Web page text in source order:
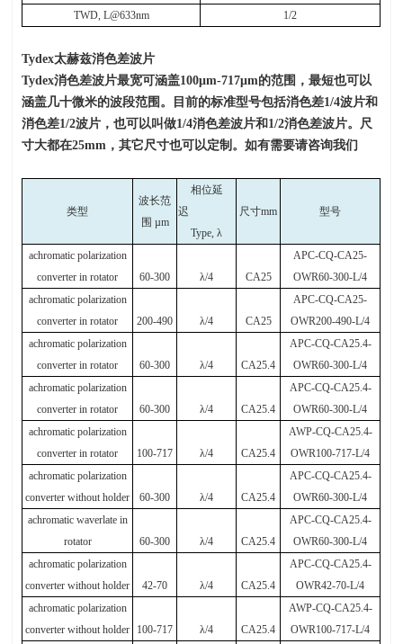
TWD, L@633nm
1/2
Tydex太赫兹消色差波片
Tydex消色差波片最宽可涵盖100μm-717μm的范围，最短也可以
涵盖几十微米的波段范围。目前的标准型号包括消色差1/4波片和
消色差1/2波片，也可以叫做1/4消色差波片和 1/2消色差波片。尺
寸大都在25mm ，其它尺寸也可以定制。如有需要请咨询我们
类型
波长范
围 µm
相位延
迟
Type,λ
尺寸mm 型号
achromatic polarization
converter in rotator
60-300 λ/4 CA25
APC-CQ-CA25-
OWR60-300-L/4
achromatic polarization
converter in rotator
200-490 λ/4 CA25
APC-CQ-CA25-
OWR200-490-L/4
achromatic polarization
converter in rotator
60-300 λ/4 CA25.4
APC-CQ-CA25.4-
OWR60-300-L/4
achromatic polarization
converter in rotator
60-300 λ/4 CA25.4
APC-CQ-CA25.4-
OWR60-300-L/4
achromatic polarization
converter in rotator
100-717 λ/4 CA25.4
AWP-CQ-CA25.4-
OWR100-717-L/4
achromatic polarization
converter without holder
60-300 λ/4 CA25.4
APC-CQ-CA25.4-
OWR60-300-L/4
achromatic waverlate in
rotator
60-300 λ/4 CA25.4
APC-CQ-CA25.4-
OWR60-300-L/4
achromatic polarization
converter without holder
42-70 λ/4 CA25.4
APC-CQ-CA25.4-
OWR42-70-L/4
achromatic polarization
converter without holder
100-717 λ/4 CA25.4
AWP-CQ-CA25.4-
OWR100-717-L/4